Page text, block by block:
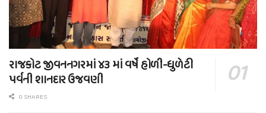
રાજકોટ જીવનનગરમાં ૪૩ માં વર્ષે હોળી-ધુળેટી
પર્વની શાનદાર ઉજવણી
0 SHARES